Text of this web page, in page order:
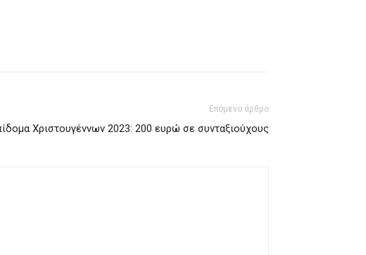
Επόμενο άρθρο
Χριστουγέννων 2023: 200 ευρώ σε συνταξιούχους